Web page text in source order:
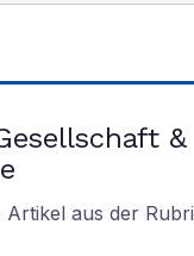
&
Artikel aus der